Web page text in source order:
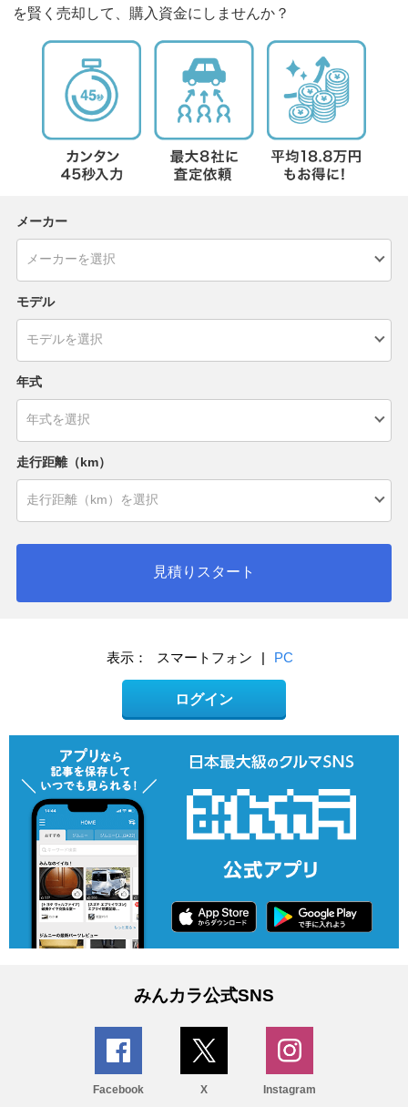
を賢く売却して、購入資金にしませんか？
メーカー
モデル
年式
走行距離（km）
見積りスタート
表示： スマートフォン | PC
ログイン
みんカラ公式SNS
Facebook X Instagram